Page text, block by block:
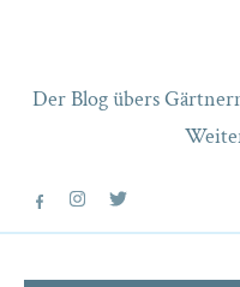
Der Blog übers